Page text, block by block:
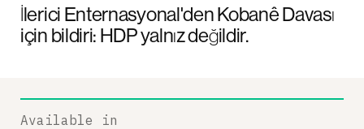
İlerici Enternasyonal'den Kobanê Davası
için bildiri: HDP yalnız değildir.
Available in